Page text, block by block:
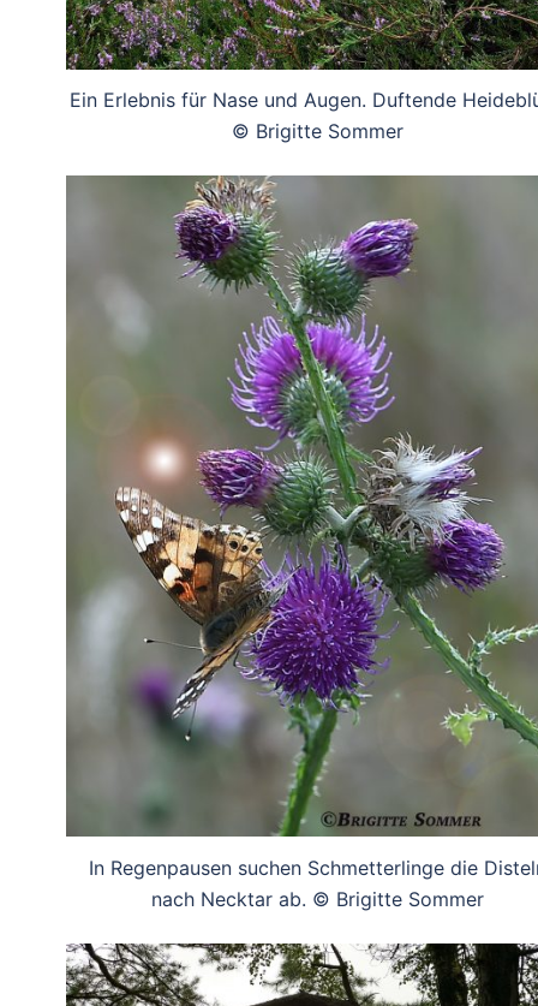
Ein Erlebnis für Nase und Augen. Duftende
© Brigitte Sommer
In Regenpausen suchen Schmetterlinge die
nach Necktar ab. © Brigitte Sommer